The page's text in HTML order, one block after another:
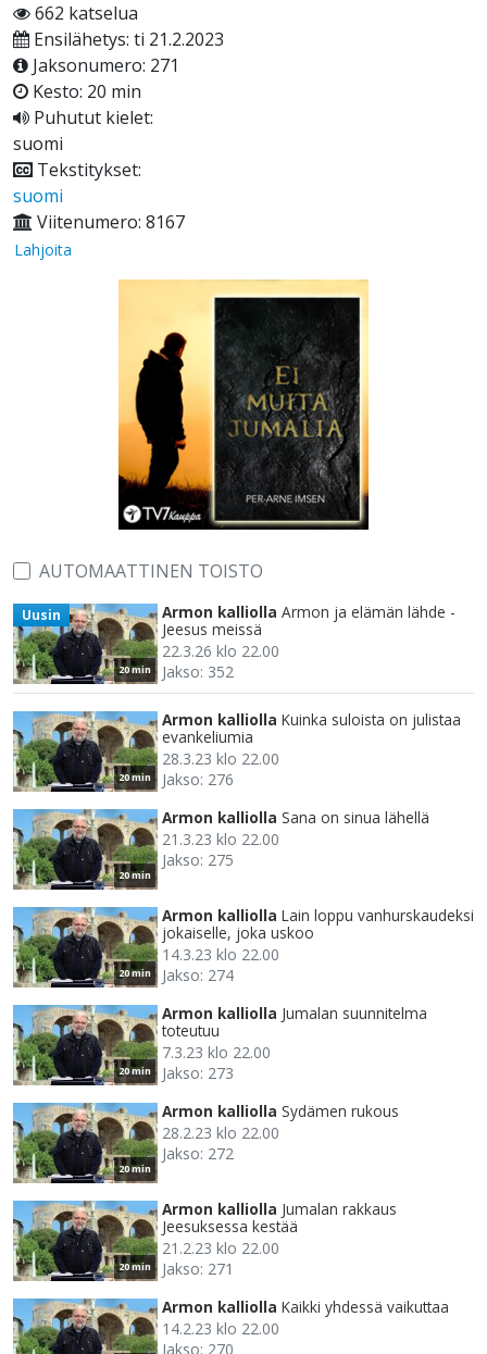
662 katselua
Ensilähetys: ti 21.2.2023
Jaksonumero: 271
Kesto: 20 min
Puhutut kielet:
suomi
Tekstitykset:
suomi
Viitenumero: 8167
Lahjoita
AUTOMAATTINEN TOISTO
20 min
Uusin Armon kalliolla Armon ja elämän lähde -
Jeesus meissä
22.3.26 klo 22.00
Jakso: 352
20 min
Armon kalliolla Kuinka suloista on julistaa
evankeliumia
28.3.23 klo 22.00
Jakso: 276
20 min
Armon kalliolla Sana on sinua lähellä
21.3.23 klo 22.00
Jakso: 275
20 min
Armon kalliolla Lain loppu vanhurskaudeksi
jokaiselle, joka uskoo
14.3.23 klo 22.00
Jakso: 274
20 min
Armon kalliolla Jumalan suunnitelma
toteutuu
7.3.23 klo 22.00
Jakso: 273
20 min
Armon kalliolla Sydämen rukous
28.2.23 klo 22.00
Jakso: 272
20 min
Armon kalliolla Jumalan rakkaus
Jeesuksessa kestää
21.2.23 klo 22.00
Jakso: 271
Armon kalliolla Kaikki yhdessä vaikuttaa
14.2.23 klo 22.00
Jakso: 270